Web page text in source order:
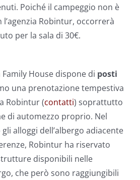
Poiché il campeggio non è
Robintur, occorrerà
per la sala di 30€.
House dispone di posti
una prenotazione tempestiva
Robintur (contatti) soprattutto
di automezzo proprio. Nel
alloggi dell’albergo adiacente
Robintur ha riservato
disponibili nelle
che però sono raggiungibili